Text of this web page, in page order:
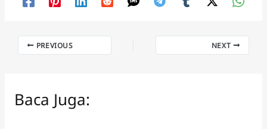
PREVIOUS NEXT
Baca Juga: